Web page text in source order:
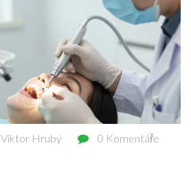
Viktor Hrubý 0 Komentáře